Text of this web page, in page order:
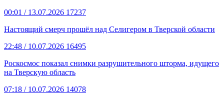
00:01 / 13.07.2026 17237
Настоящий смерч прошёл над Селигером в Тверской области
22:48 / 10.07.2026 16495
Роскосмос показал снимки разрушительного шторма, идущего
на Тверскую область
07:18 / 10.07.2026 14078